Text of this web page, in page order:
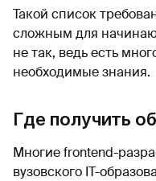
Такой список
сложным для
не так, ведь есть
необходимые знания.
Где получить
Многие frontend-
вузовского IT-